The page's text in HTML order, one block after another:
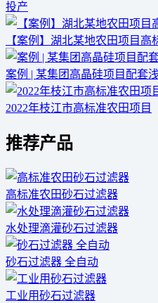
投产
【案例】湖北某地农田项目高
案例 | 某集团高晶硅项目配套
2022年枝江市高标准农田项目
推荐产品
高标准农田砂石过滤器
水处理滴灌砂石过滤器
砂石过滤器 全自动
工业用砂石过滤器